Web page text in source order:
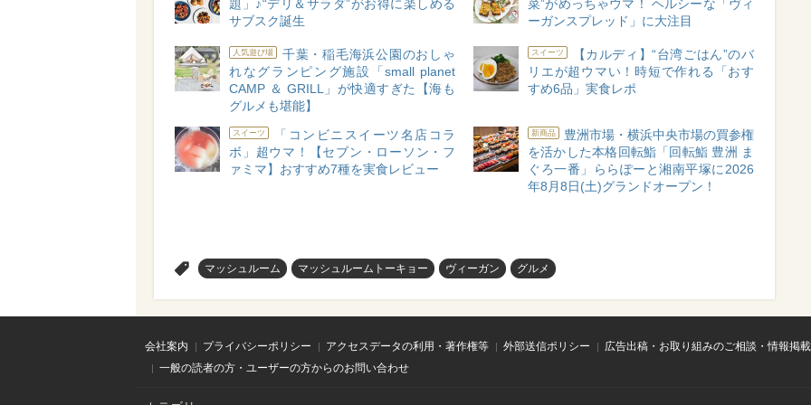
題」♪“デリ＆サラダ”がお得に楽しめる
サブスク誕生
菜”がめっちゃウマ！ ヘルシーな「ヴィ
ーガンスプレッド」に大注目
人気遊び場
千葉・稲毛海浜公園のおしゃ
れなグランピング施設「small planet
CAMP ＆ GRILL」が快適すぎた【海も
グルメも堪能】
スイーツ
【カルディ】“台湾ごはん”のバ
リエが超ウマい！時短で作れる「おす
すめ6品」実食レポ
スイーツ
「コンビニスイーツ名店コラ
ボ」超ウマ！【セブン・ローソン・フ
ァミマ】おすすめ7種を実食レビュー
新商品
豊洲市場・横浜中央市場の買参権
を活かした本格回転鮨「回転鮨 豊洲 ま
ぐろ一番」ららぽーと湘南平塚に2026
年8月8日(土)グランドオープン！
マッシュルーム マッシュルームトーキョー ヴィーガン グルメ
会社案内 プライバシーポリシー アクセスデータの利用・著作権等 外部送信ポリシー
広告出稿・お取り組みのご相談・情報掲
一般の読者の方・ユーザーの方からのお問い合わせ